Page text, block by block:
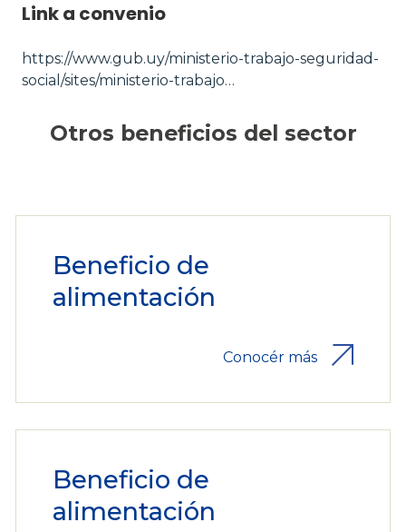
Link a convenio
https://www.gub.uy/ministerio-trabajo-seguridad-
social/sites/ministerio-trabajo…
Otros beneficios del sector
Beneficio de
alimentación
Conocér más
Beneficio de
alimentación